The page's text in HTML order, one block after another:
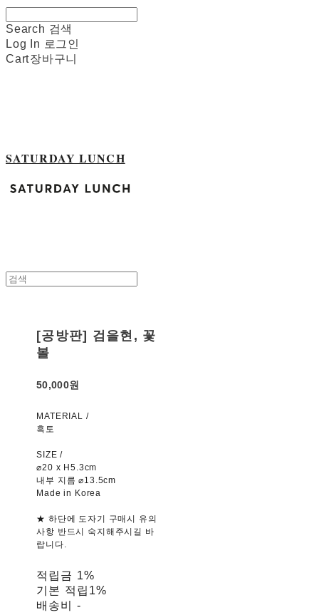
Search 검색
Log In 로그인
Cart장바구니
SATURDAY LUNCH
[공방판] 검을현, 꽃
볼
50,000원
MATERIAL /
흑토
SIZE /
⌀20 x H5.3cm
내부 지름 ⌀13.5cm
Made in Korea
★ 하단에 도자기 구매시 유의
사항 반드시 숙지해주시길 바
랍니다.
적립금 1%
기본 적립 1%
배송비 -